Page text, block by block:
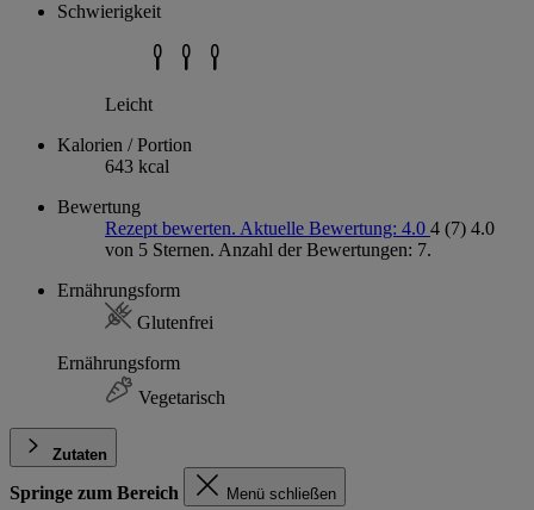
Schwierigkeit
Leicht
Kalorien / Portion
643 kcal
Bewertung
Rezept bewerten. Aktuelle Bewertung: 4.0 4 (7) 4.0
von 5 Sternen. Anzahl der Bewertungen: 7.
Ernährungsform
Glutenfrei
Ernährungsform
Vegetarisch
Zutaten
Springe zum Bereich Menü schließen